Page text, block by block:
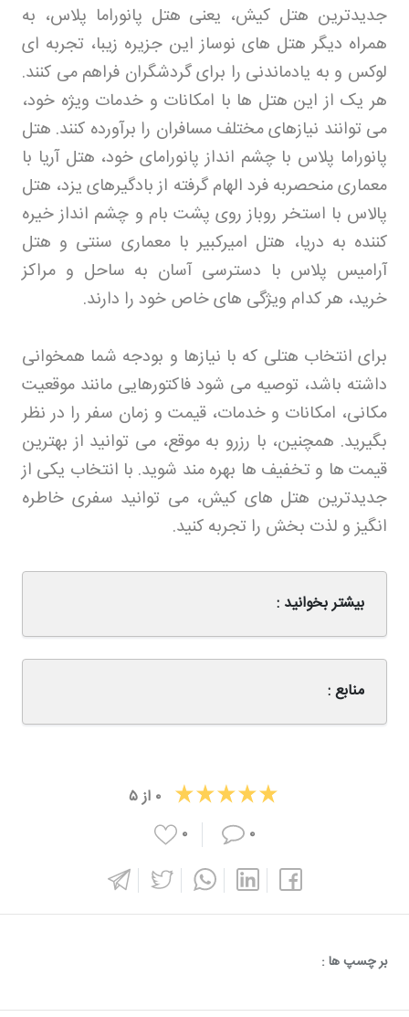
جدیدترین هتل کیش، یعنی هتل پانوراما پلاس، به
همراه دیگر هتل‌ های نوساز این جزیره زیبا، تجربه‌ ای
لوکس و به یادماندنی را برای گردشگران فراهم می‌ کنند.
هر یک از این هتل‌ ها با امکانات و خدمات ویژه خود،
می‌ توانند نیازهای مختلف مسافران را برآورده کنند. هتل
پانوراما پلاس با چشم‌ انداز پانورامای خود، هتل آریا با
معماری منحصربه‌ فرد الهام گرفته از بادگیرهای یزد، هتل
پالاس با استخر روباز روی پشت‌ بام و چشم‌ انداز خیره‌
کننده به دریا، هتل امیرکبیر با معماری سنتی و هتل
آرامیس پلاس با دسترسی آسان به ساحل و مراکز
خرید، هر کدام ویژگی‌ های خاص خود را دارند.
برای انتخاب هتلی که با نیازها و بودجه شما همخوانی
داشته باشد، توصیه می‌ شود فاکتورهایی مانند موقعیت
مکانی، امکانات و خدمات، قیمت و زمان سفر را در نظر
بگیرید. همچنین، با رزرو به‌ موقع، می‌ توانید از بهترین
قیمت‌ ها و تخفیف‌ ها بهره‌ مند شوید. با انتخاب یکی از
جدیدترین هتل‌ های کیش، می‌ توانید سفری خاطره‌
انگیز و لذت‌ بخش را تجربه کنید.
بیشتر بخوانید :
منابع :
۰ از۵
۰
۰
بر چسپ ها :